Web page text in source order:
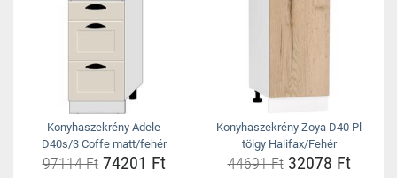
Konyhaszekrény Adele
D40s/3 Coffe matt/fehér
97114 Ft74201 Ft
Konyhaszekrény Zoya D40 Pl
tölgy Halifax/Fehér
44691 Ft32078 Ft